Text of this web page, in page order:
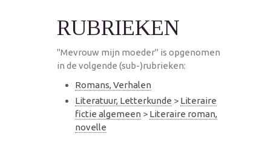
RUBRIEKEN
"Mevrouw mijn moeder" is opgenomen
in de volgende (sub-)rubrieken:
Romans, Verhalen
Literatuur, Letterkunde > Literaire
fictie algemeen > Literaire roman,
novelle